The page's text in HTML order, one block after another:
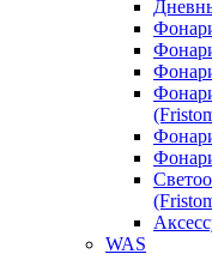
WAS